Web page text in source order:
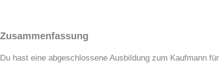
Zusammenfassung
Du hast eine abgeschlossene Ausbildung zum Kaufmann für